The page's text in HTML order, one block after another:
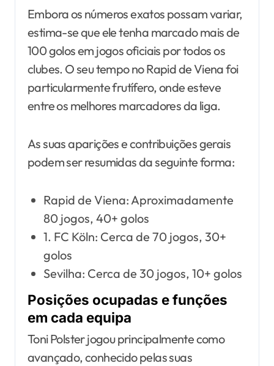
Embora os números exatos possam variar,
estima-se que ele tenha marcado mais de
100 golos em jogos oficiais por todos os
clubes. O seu tempo no Rapid de Viena foi
particularmente frutífero, onde esteve
entre os melhores marcadores da liga.
As suas aparições e contribuições gerais
podem ser resumidas da seguinte forma:
Rapid de Viena: Aproximadamente
80 jogos, 40+ golos
1. FC Köln: Cerca de 70 jogos, 30+
golos
Sevilha: Cerca de 30 jogos, 10+ golos
Posições ocupadas e funções
em cada equipa
Toni Polster jogou principalmente como
avançado, conhecido pelas suas